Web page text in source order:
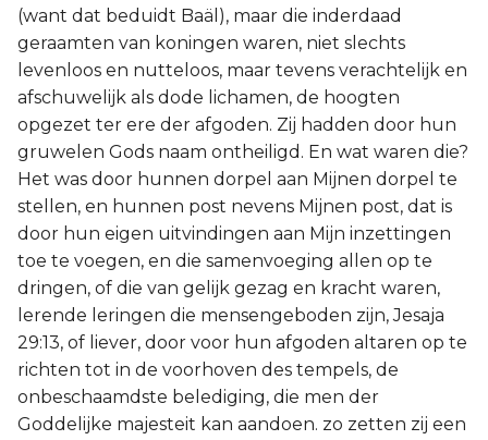
(want dat beduidt Baäl), maar die inderdaad
geraamten van koningen waren, niet slechts
levenloos en nutteloos, maar tevens verachtelijk en
afschuwelijk als dode lichamen, de hoogten
opgezet ter ere der afgoden. Zij hadden door hun
gruwelen Gods naam ontheiligd. En wat waren die?
Het was door hunnen dorpel aan Mijnen dorpel te
stellen, en hunnen post nevens Mijnen post, dat is
door hun eigen uitvindingen aan Mijn inzettingen
toe te voegen, en die samenvoeging allen op te
dringen, of die van gelijk gezag en kracht waren,
lerende leringen die mensengeboden zijn, Jesaja
29:13, of liever, door voor hun afgoden altaren op te
richten tot in de voorhoven des tempels, de
onbeschaamdste belediging, die men der
Goddelijke majesteit kan aandoen. zo zetten zij een